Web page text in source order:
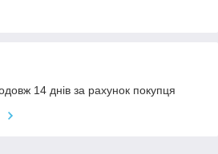
14 днів за рахунок покупця